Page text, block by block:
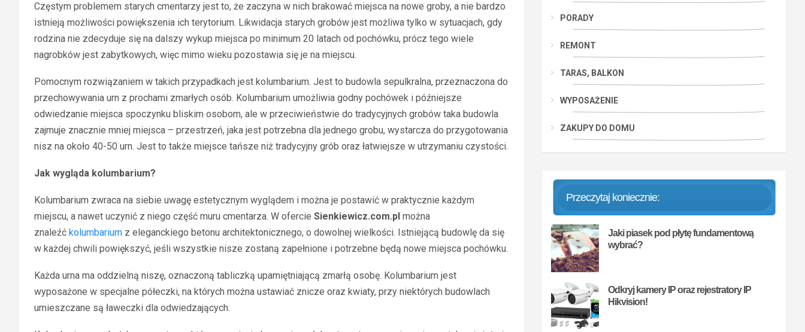
Częstym problemem starych cmentarzy jest to, że zaczyna w nich brakować miejsca na nowe groby, a nie bardzo
istnieją możliwości powiększenia ich terytorium. Likwidacja starych grobów jest możliwa tylko w sytuacjach, gdy
rodzina nie zdecyduje się na dalszy wykup miejsca po minimum 20 latach od pochówku, prócz tego wiele
nagrobków jest zabytkowych, więc mimo wieku pozostawia się je na miejscu.
Pomocnym rozwiązaniem w takich przypadkach jest kolumbarium. Jest to budowla sepulkralna, przeznaczona do
przechowywania urn z prochami zmarłych osób. Kolumbarium umożliwia godny pochówek i późniejsze
odwiedzanie miejsca spoczynku bliskim osobom, ale w przeciwieństwie do tradycyjnych grobów taka budowla
zajmuje znacznie mniej miejsca – przestrzeń, jaka jest potrzebna dla jednego grobu, wystarcza do przygotowania
nisz na około 40-50 urn. Jest to także miejsce tańsze niż tradycyjny grób oraz łatwiejsze w utrzymaniu czystości.
Jak wygląda kolumbarium?
Kolumbarium zwraca na siebie uwagę estetycznym wyglądem i można je postawić w praktycznie każdym
miejscu, a nawet uczynić z niego część muru cmentarza. W ofercie Sienkiewicz.com.pl można
znaleźć kolumbarium z eleganckiego betonu architektonicznego, o dowolnej wielkości. Istniejącą budowlę da się
w każdej chwili powiększyć, jeśli wszystkie nisze zostaną zapełnione i potrzebne będą nowe miejsca pochówku.
Każda urna ma oddzielną niszę, oznaczoną tabliczką upamiętniającą zmarłą osobę. Kolumbarium jest
wyposażone w specjalne półeczki, na których można ustawiać znicze oraz kwiaty, przy niektórych budowlach
umieszczane są ławeczki dla odwiedzających.
PORADY
REMONT
TARAS, BALKON
WYPOSAŻENIE
ZAKUPY DO DOMU
Przeczytaj koniecznie:
Jaki piasek pod płytę fundamentową
wybrać?
Odkryj kamery IP oraz rejestratory IP
Hikvision!